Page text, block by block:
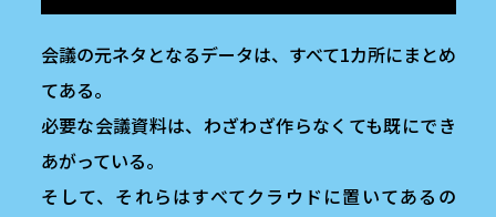
会議の元ネタとなるデータは、すべて1カ所にまとめ
てある。
必要な会議資料は、わざわざ作らなくても既にでき
あがっている。
そして、それらはすべてクラウドに置いてあるの